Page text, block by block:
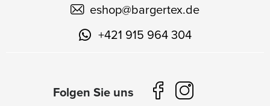
eshop@bargertex.de
+421 915 964 304